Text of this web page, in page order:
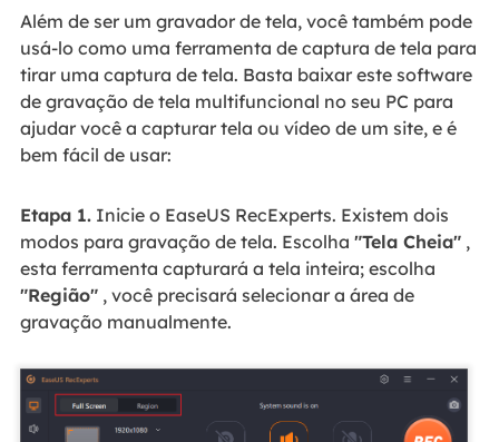
Além de ser um gravador de tela, você também pode
usá-lo como uma ferramenta de captura de tela para
tirar uma captura de tela. Basta baixar este software
de gravação de tela multifuncional no seu PC para
ajudar você a capturar tela ou vídeo de um site, e é
bem fácil de usar:
Etapa 1.Inicie o EaseUS RecExperts. Existem dois
modos para gravação de tela. Escolha "Tela Cheia",
esta ferramenta capturará a tela inteira; escolha
"Região", você precisará selecionar a área de
gravação manualmente.